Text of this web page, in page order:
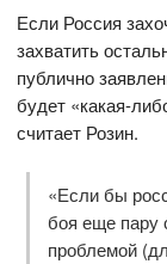
Если Россия
захватить
публично
будет «какая-
считает Розин.
«Если бы
боя еще пару
проблемой